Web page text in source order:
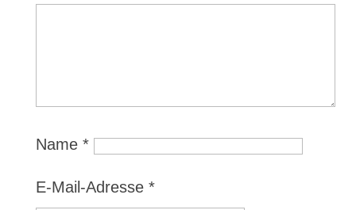
Name *
E-Mail-Adresse *